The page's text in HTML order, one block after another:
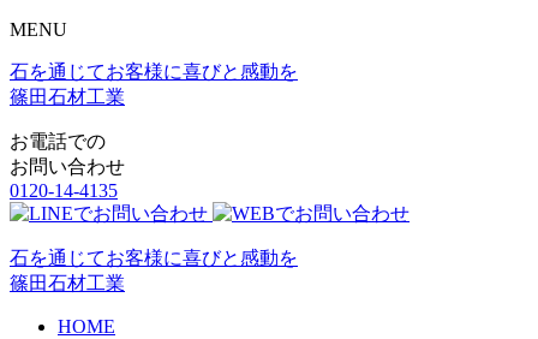
MENU
石を通じてお客様に喜びと感動を
篠田石材工業
お電話での
お問い合わせ
0120-14-4135
石を通じてお客様に喜びと感動を
篠田石材工業
HOME